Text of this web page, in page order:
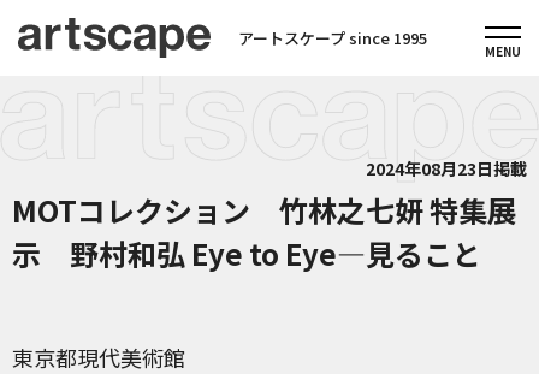
アートスケープ since 1995
2024年08月23日掲載
MOTコレクション 竹林之七妍 特集展
示 野村和弘 Eye to Eye—見ること
東京都現代美術館